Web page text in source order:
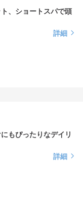
、ショートスパで頭
詳細
もぴったりなデイリ
詳細